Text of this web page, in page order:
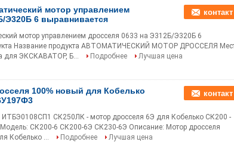
мотор управлением
Э320Б 6 выравнивается
контакт
мотор управлением дросселя 0633 на Э312Б/Э320Б 6
Название продукта АВТОМАТИЧЕСКИЙ МОТОР ДРОССЕЛЯ
для ЭКСКАВАТОР, Б...
Подробнее
Лучшая цена
100% новый для Кобелько
контакт
СК250ЛК - мотор дросселя 6Э для Кобелько СК200 -
СК200-6 СК200-6Э СК230-6Э Описание: Мотор дросселя
Кобелько ...
Подробнее
Лучшая цена